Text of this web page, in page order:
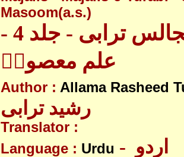
Masoom(a.s.)
مجالس - مجالس ترابی - جلد 4 -
علم معصومؑ
Author : Allama Rasheed
رشید ترابی
Translator :
Language : Urdu